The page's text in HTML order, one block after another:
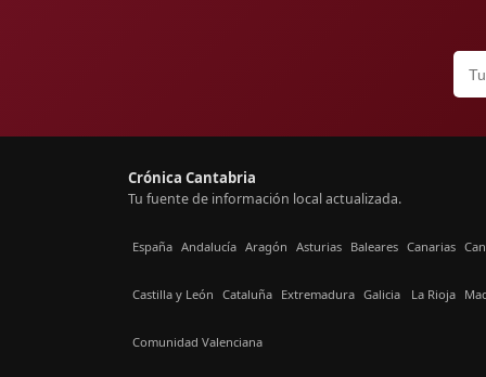
Crónica Cantabria
Tu fuente de información local actualizada.
España Andalucía Aragón Asturias Baleares Canarias
Castilla y León Cataluña Extremadura Galicia La Rioja
Comunidad Valenciana